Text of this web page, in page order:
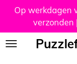
Ga
naar
de
Op werkdagen
verzonden